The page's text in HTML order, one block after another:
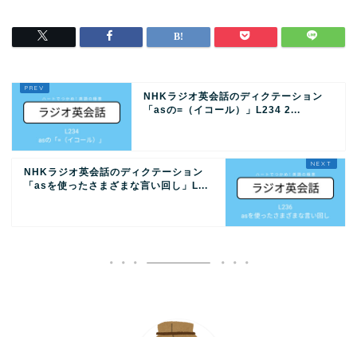
NHKラジオ英会話のディクテーション
「asの=（イコール）」L234 2...
NHKラジオ英会話のディクテーション
「asを使ったさまざまな言い回し」L...